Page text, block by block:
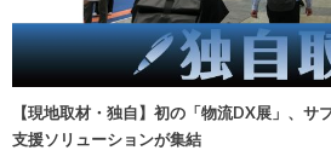
【現地取材・独自】初の「物流DX展」、サ
支援ソリューションが集結